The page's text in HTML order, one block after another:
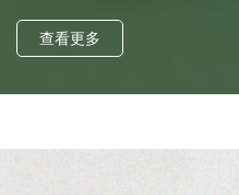
查看更多